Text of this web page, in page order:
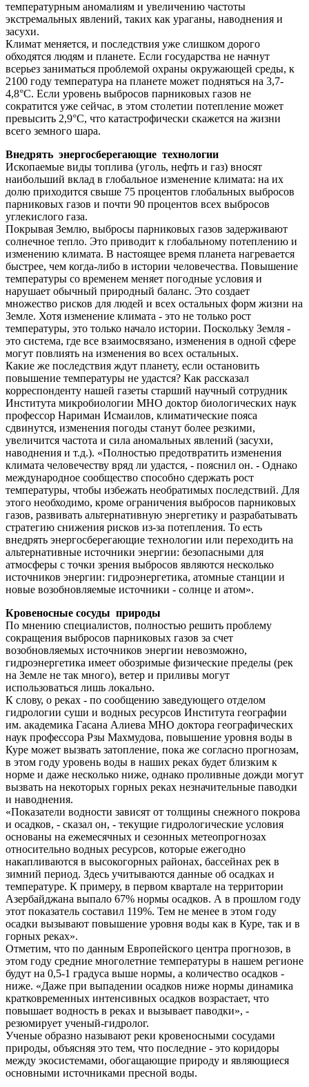
температурным аномалиям и увеличению частоты
экстремальных явлений, таких как ураганы, наводнения и
засухи.
Климат меняется, и последствия уже слишком дорого
обходятся людям и планете. Если государства не начнут
всерьез заниматься проблемой охраны окружающей среды, к
2100 году температура на планете может подняться на 3,7-
4,8°С. Если уровень выбросов парниковых газов не
сократится уже сейчас, в этом столетии потепление может
превысить 2,9°C, что катастрофически скажется на жизни
всего земного шара.
Внедрять энергосберегающие технологии
Ископаемые виды топлива (уголь, нефть и газ) вносят
наибольший вклад в глобальное изменение климата: на их
долю приходится свыше 75 процентов глобальных выбросов
парниковых газов и почти 90 процентов всех выбросов
углекислого газа.
Покрывая Землю, выбросы парниковых газов задерживают
солнечное тепло. Это приводит к глобальному потеплению и
изменению климата. В настоящее время планета нагревается
быстрее, чем когда-либо в истории человечества. Повышение
температуры со временем меняет погодные условия и
нарушает обычный природный баланс. Это создает
множество рисков для людей и всех остальных форм жизни на
Земле. Хотя изменение климата - это не только рост
температуры, это только начало истории. Поскольку Земля -
это система, где все взаимосвязано, изменения в одной сфере
могут повлиять на изменения во всех остальных.
Какие же последствия ждут планету, если остановить
повышение температуры не удастся? Как рассказал
корреспонденту нашей газеты старший научный сотрудник
Института микробиологии МНО доктор биологических наук
профессор Нариман Исмаилов, климатические пояса
сдвинутся, изменения погоды станут более резкими,
увеличится частота и сила аномальных явлений (засухи,
наводнения и т.д.). «Полностью предотвратить изменения
климата человечеству вряд ли удастся, - пояснил он. - Однако
международное сообщество способно сдержать рост
температуры, чтобы избежать необратимых последствий. Для
этого необходимо, кроме ограничения выбросов парниковых
газов, развивать альтернативную энергетику и разрабатывать
стратегию снижения рисков из-за потепления. То есть
внедрять энергосберегающие технологии или переходить на
альтернативные источники энергии: безопасными для
атмосферы с точки зрения выбросов являются несколько
источников энергии: гидроэнергетика, атомные станции и
новые возобновляемые источники - солнце и атом».
Кровеносные сосуды природы
По мнению специалистов, полностью решить проблему
сокращения выбросов парниковых газов за счет
возобновляемых источников энергии невозможно,
гидроэнергетика имеет обозримые физические пределы (рек
на Земле не так много), ветер и приливы могут
использоваться лишь локально.
К слову, о реках - по сообщению заведующего отделом
гидрологии суши и водных ресурсов Института географии
им. академика Гасана Алиева МНО доктора географических
наук профессора Рзы Махмудова, повышение уровня воды в
Куре может вызвать затопление, пока же согласно прогнозам,
в этом году уровень воды в наших реках будет близким к
норме и даже несколько ниже, однако проливные дожди могут
вызвать на некоторых горных реках незначительные паводки
и наводнения.
«Показатели водности зависят от толщины снежного покрова
и осадков, - сказал он, - текущие гидрологические условия
основаны на ежемесячных и сезонных метеопрогнозах
относительно водных ресурсов, которые ежегодно
накапливаются в высокогорных районах, бассейнах рек в
зимний период. Здесь учитываются данные об осадках и
температуре. К примеру, в первом квартале на территории
Азербайджана выпало 67% нормы осадков. А в прошлом году
этот показатель составил 119%. Тем не менее в этом году
осадки вызывают повышение уровня воды как в Куре, так и в
горных реках».
Отметим, что по данным Европейского центра прогнозов, в
этом году средние многолетние температуры в нашем регионе
будут на 0,5-1 градуса выше нормы, а количество осадков -
ниже. «Даже при выпадении осадков ниже нормы динамика
кратковременных интенсивных осадков возрастает, что
повышает водность в реках и вызывает паводки», -
резюмирует ученый-гидролог.
Ученые образно называют реки кровеносными сосудами
природы, объясняя это тем, что последние - это коридоры
между экосистемами, обогащающие природу и являющиеся
основными источниками пресной воды.